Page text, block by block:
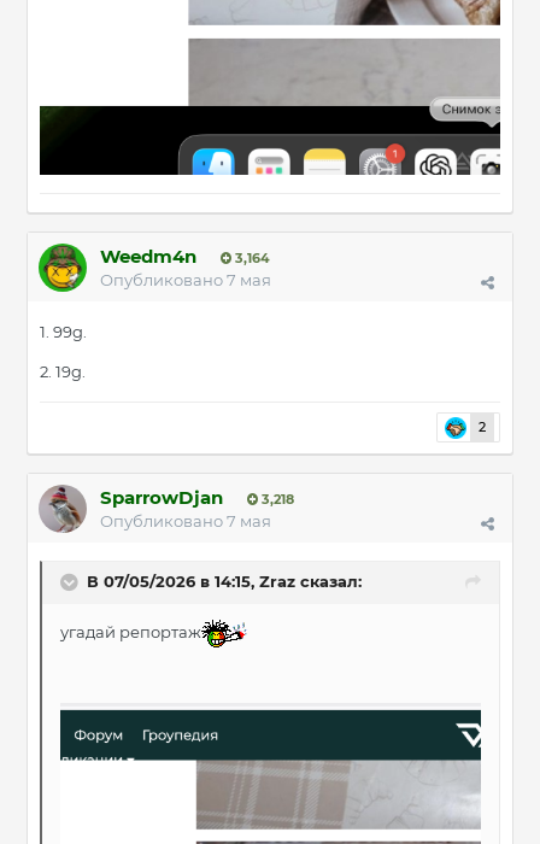
Weedm4n 3,164
Опубликовано7 мая
1. 99g.
2. 19g.
2
SparrowDjan 3,218
Опубликовано7 мая
В 07/05/2026 в 14:15, Zraz сказал:
угадай репортаж